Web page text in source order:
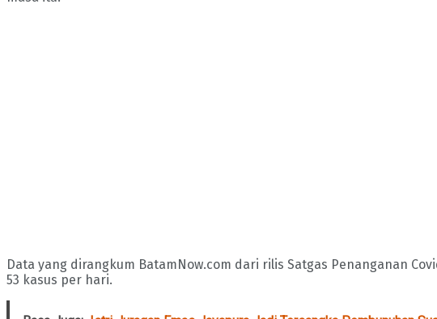
Data yang dirangkum BatamNow.com dari rilis Satgas Penanganan
53 kasus per hari.